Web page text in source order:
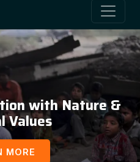
with Nature &
Values
MORE